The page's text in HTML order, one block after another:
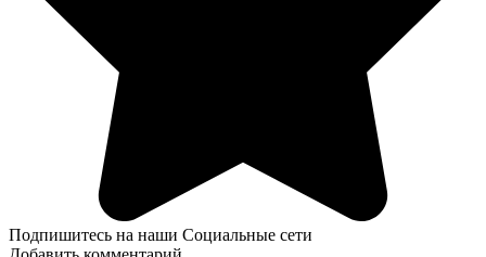
Подпишитесь на наши Социальные сети